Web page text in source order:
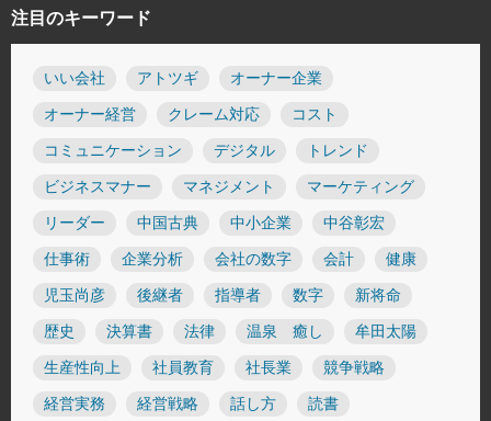
注目のキーワード
いい会社 アトツギ オーナー企業
オーナー経営 クレーム対応 コスト
コミュニケーション デジタル トレンド
ビジネスマナー マネジメント マーケティング
リーダー 中国古典 中小企業 中谷彰宏
仕事術 企業分析 会社の数字 会計 健康
児玉尚彦 後継者 指導者 数字 新将命
歴史 決算書 法律 温泉 癒し 牟田太陽
生産性向上 社員教育 社長業 競争戦略
経営実務 経営戦略 話し方 読書